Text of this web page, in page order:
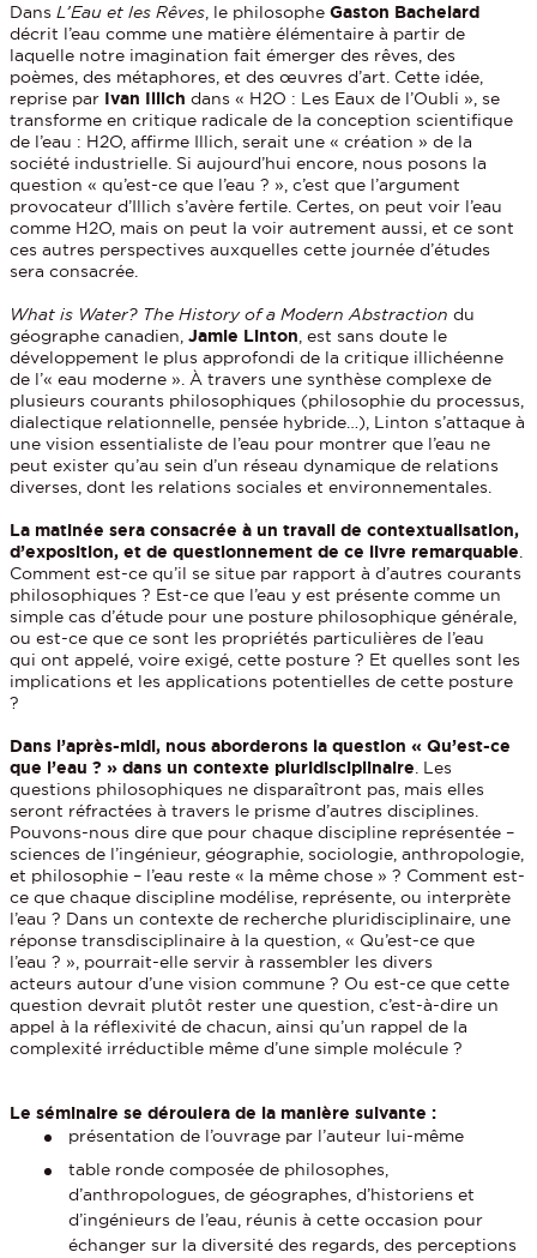
DansL’Eau et les Rêves , le philosopheGaston Bachelard
décrit l’eau comme une matière élémentaire à partir de
laquelle notre imagination fait émerger des rêves, des
poèmes, des métaphores, et des œuvres d’art. Cette idée,
reprise par Ivan Illich dans « H2O : Les Eaux de l’Oubli », se
transforme en critique radicale de la conception scientifique
de l’eau : H2O, affirme Illich, serait une « création » de la
société industrielle. Si aujourd’hui encore, nous posons la
question « qu’est-ce que l’eau ? », c’est que l’argument
provocateur d’Illich s’avère fertile. Certes, on peut voir l’eau
comme H2O, mais on peut la voir autrement aussi, et ce sont
ces autres perspectives auxquelles cette journée d’études
sera consacrée.
What is Water? The History of a Modern Abstraction du
géographe canadien,Jamie Linton , est sans doute le
développement le plus approfondi de la critique illichéenne
de l’« eau moderne ». À travers une synthèse complexe de
plusieurs courants philosophiques (philosophie du processus,
dialectique relationnelle, pensée hybride…), Linton s’attaque à
une vision essentialiste de l’eau pour montrer que l’eau ne
peut exister qu’au sein d’un réseau dynamique de relations
diverses, dont les relations sociales et environnementales.
La matinée sera consacrée à untravail de contextualisation,
d’exposition, et de questionnement de ce livre remarquable
Comment est-ce qu’il se situe par rapport à d’autres courants
philosophiques ? Est-ce que l’eau y est présente comme un
simple cas d’étude pour une posture philosophique générale,
ou est-ce que ce sont les propriétés particulières de l’eau
qui ont appelé, voire exigé, cette posture ? Et quelles sont les
implications et les applications potentielles de cette posture
?
Dans l’après-midi, nous aborderons la question « Qu’est-ce
que l’eau ? » dans un contexte pluridisciplinaire . Les
questions philosophiques ne disparaîtront pas, mais elles
seront réfractées à travers le prisme d’autres disciplines.
Pouvons-nous dire que pour chaque discipline représentée –
sciences de l’ingénieur, géographie, sociologie, anthropologie,
et philosophie – l’eau reste « la même chose » ? Comment est-
ce que chaque discipline modélise, représente, ou interprète
l’eau ? Dans un contexte de recherche pluridisciplinaire, une
réponse transdisciplinaire à la question, « Qu’est-ce que
l’eau ? », pourrait-elle servir à rassembler les divers
acteurs autour d’une vision commune ? Ou est-ce que cette
question devrait plutôt rester une question, c’est-à-dire un
appel à la réflexivité de chacun, ainsi qu’un rappel de la
complexité irréductible même d’une simple molécule ?
Le séminaire se déroulera de la manière suivante :
présentation de l’ouvrage par l’auteur lui-même
table ronde composée de philosophes,
d’anthropologues, de géographes, d’historiens et
d’ingénieurs de l’eau, réunis à cette occasion pour
échanger sur la diversité des regards, des perceptions